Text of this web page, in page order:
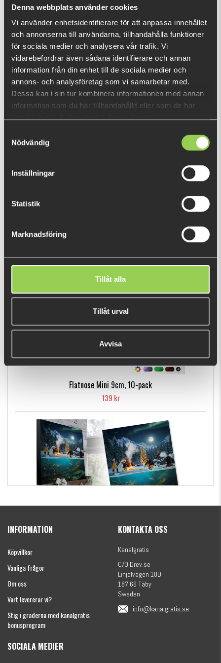
Denna webbplats använder cookies
Vi använder enhetsidentifierare för att anpassa innehållet
och annonserna till användarna, tillhandahålla funktioner
för sociala medier och analysera vår trafik. Vi
vidarebefordrar även sådana identifierare och annan
information från din enhet till de sociala medier och
annons- och analysföretag som vi samarbetar med.
Dessa kan i sin tur kombinera informationen med annan
information som du har tillhandahållit eller som de har
Nödvändig
Inställningar
Statistik
Marknadsföring
Tillåt alla
Tillåt urval
Avvisa
Vad är detta?
DU TITTADE NYLIGEN PÅ
POPULÄRA PRODUKTER
Flatnose Mini 9cm, 10-pack
139 kr
(julkalender)
INFORMATION
Köpvillkor
Vanliga frågor
Om oss
Vart levererar vi?
Stig i graderna med kanalgratis
bonusprogram
KONTAKTA OSS
Kanalgratis
C/O Drev.se
Linjalvägen 10D
187 66 Täby
Sweden
info@kanalgratis.se
SOCIALA MEDIER